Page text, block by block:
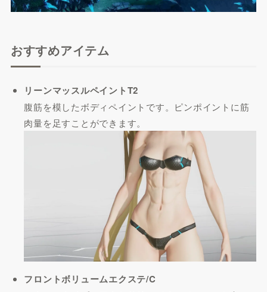
おすすめアイテム
リーンマッスルペイントT2
腹筋を模したボディペイントです。ピンポイントに筋
肉量を足すことができます。
フロントボリュームエクステ/C